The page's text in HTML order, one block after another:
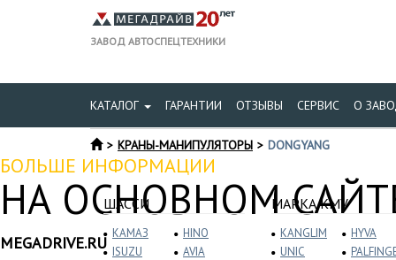
ЗАВОД АВТОСПЕЦТЕХНИКИ
КАТАЛОГ
ГАРАНТИИ ОТЗЫВЫ СЕРВИС О
БОЛЬШЕ ИНФОРМАЦИИ
НА ОСНОВНОМ
MEGADRIVE.RU
КРАНЫ-МАНИПУЛЯТОРЫ DONGYANG
ШАССИ
КАМАЗ
ISUZU
HINO
AVIA
МАРКА КМУ
KANGLIM
UNIC
HYVA